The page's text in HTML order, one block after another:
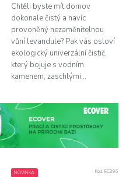
Chtěli byste mít domov
dokonale čistý a navíc
provoněný nezaměnitelnou
vůní levandule? Pak vás osloví
ekologický univerzální čistič,
který bojuje s vodním
kamenem, zaschlými...
NOVINKA
Kód: EC396